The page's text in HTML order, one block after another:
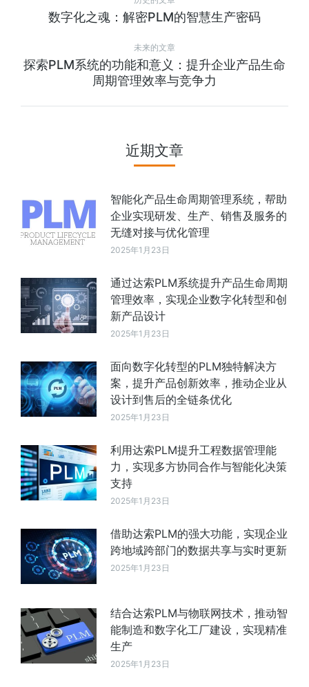
数字化之魂：解密PLM的智慧生产密码
未来的文章
探索PLM系统的功能和意义：提升企业产品生命
周期管理效率与竞争力
近期文章
智能化产品生命周期管理系统，帮助
企业实现研发、生产、销售及服务的
无缝对接与优化管理
2025年1月23日
通过达索PLM系统提升产品生命周期
管理效率，实现企业数字化转型和创
新产品设计
2025年1月23日
面向数字化转型的PLM独特解决方
案，提升产品创新效率，推动企业从
设计到售后的全链条优化
2025年1月23日
利用达索PLM提升工程数据管理能
力，实现多方协同合作与智能化决策
支持
2025年1月23日
借助达索PLM的强大功能，实现企业
跨地域跨部门的数据共享与实时更新
2025年1月23日
结合达索PLM与物联网技术，推动智
能制造和数字化工厂建设，实现精准
生产
2025年1月23日